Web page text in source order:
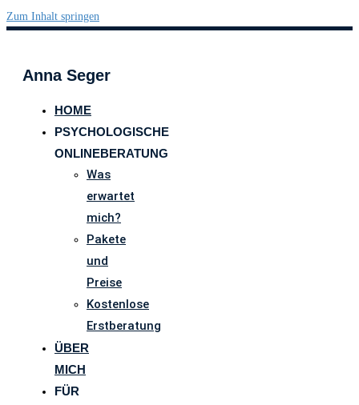
Zum Inhalt springen
Anna Seger
HOME
PSYCHOLOGISCHE
ONLINEBERATUNG
Was
erwartet
mich?
Pakete
und
Preise
Kostenlose
Erstberatung
ÜBER
MICH
FÜR